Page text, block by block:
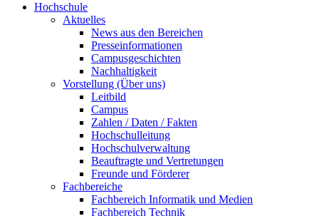
Hochschule
Aktuelles
News aus den Bereichen
Presseinformationen
Campusgeschichten
Nachhaltigkeit
Vorstellung (Über uns)
Leitbild
Campus
Zahlen / Daten / Fakten
Hochschulleitung
Hochschulverwaltung
Beauftragte und Vertretungen
Freunde und Förderer
Fachbereiche
Fachbereich Informatik und Medien
Fachbereich Technik